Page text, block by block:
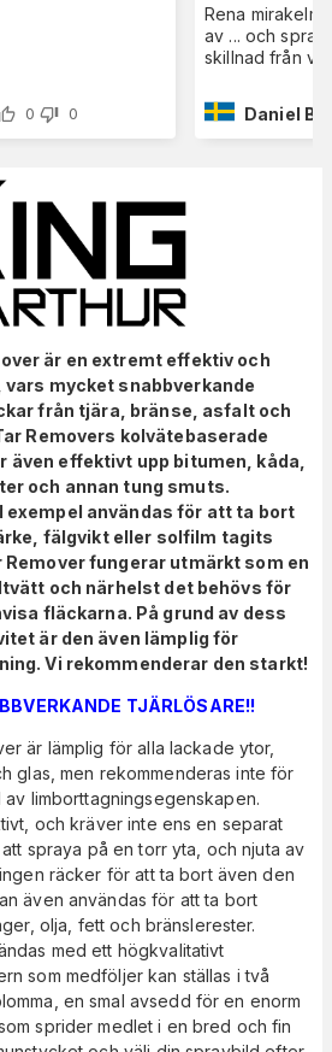
0 0
Rena
av ... och
skillnad från
Daniel B
är en extremt effektiv och
mycket snabbverkande
från tjära, bränse, asfalt och
Removers kolvätebaserade
även effektivt upp bitumen, kåda,
och annan tung smuts.
exempel användas för att ta bort
fälgvikt eller solfilm tagits
Remover fungerar utmärkt som en
och närhelst det behövs för
fläckarna. På grund av dess
är den även lämplig för
Vi rekommenderar den starkt!
TJÄRLÖSARE!!
är lämplig för alla lackade ytor,
glas, men rekommenderas inte för
limborttagningsegenskapen.
och kräver inte ens en separat
spraya på en torr yta, och njuta av
räcker för att ta bort även den
även användas för att ta bort
olja, fett och bränslerester.
med ett högkvalitativt
som medföljer kan ställas i två
en smal avsedd för en enorm
sprider medlet i en bred och fin